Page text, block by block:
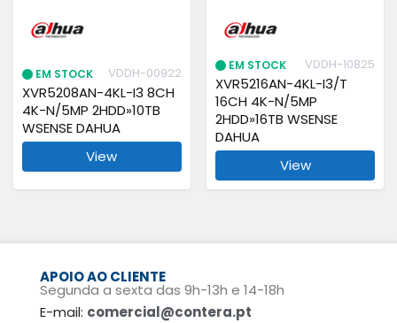
EM STOCK VDDH-00922
XVR5208AN-4KL-I3 8CH
4K-N/5MP 2HDD»10TB
WSENSE DAHUA
View
EM STOCK VDDH-10825
XVR5216AN-4KL-I3/T
16CH 4K-N/5MP
2HDD»16TB WSENSE
DAHUA
View
APOIO AO CLIENTE
Segunda a sexta das 9h-13h e 14-18h
E-mail: comercial@contera.pt